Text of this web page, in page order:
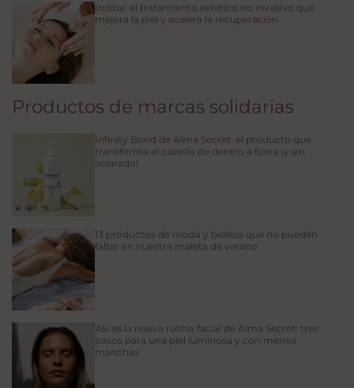
Indiba: el tratamiento estético no invasivo que
mejora la piel y acelera la recuperación
Productos de marcas solidarias
Infinity Bond de Alma Secret: el producto que
transforma el cabello de dentro a fuera ¡y sin
aclarado!
13 productos de moda y belleza que no pueden
faltar en nuestra maleta de verano
Así es la nueva rutina facial de Alma Secret: tres
pasos para una piel luminosa y con menos
manchas